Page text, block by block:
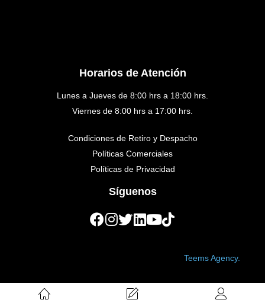
Horarios de Atención
Lunes a Jueves de 8:00 hrs a 18:00 hrs.
Viernes de 8:00 hrs a 17:00 hrs.
Condiciones de Retiro y Despacho
Políticas Comerciales
Políticas de Privacidad
Síguenos
Teems Agency.